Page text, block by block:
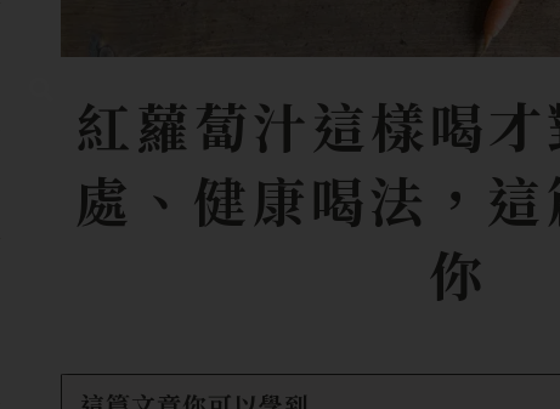
紅蘿蔔汁這樣喝
處、健康喝法，
你